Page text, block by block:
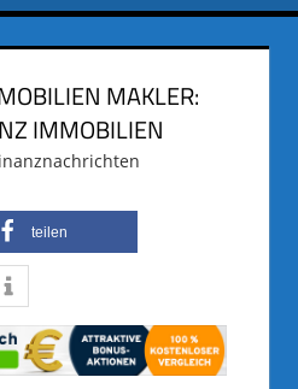
MAKLER:
IMMOBILIEN
teilen